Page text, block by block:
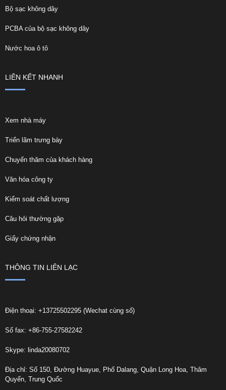
Bộ sạc không dây
PCBA của bộ sạc không dây
Nước hoa ô tô
LIÊN KẾT NHANH
Xem nhà máy
Triển lãm trưng bày
Chuyến thăm của khách hàng
Văn hóa công ty
Kiểm soát chất lượng
Câu hỏi thường gặp
Giấy chứng nhận
THÔNG TIN LIÊN LẠC
Điện thoại: +13725502295 (Wechat cùng số)
Số fax: +86-755-27582242
Skype: linda20080702
Địa chỉ: Số 150, Đường Huayue, Phố Dalang, Quận Long Hoa, Thâm
Quyến, Trung Quốc